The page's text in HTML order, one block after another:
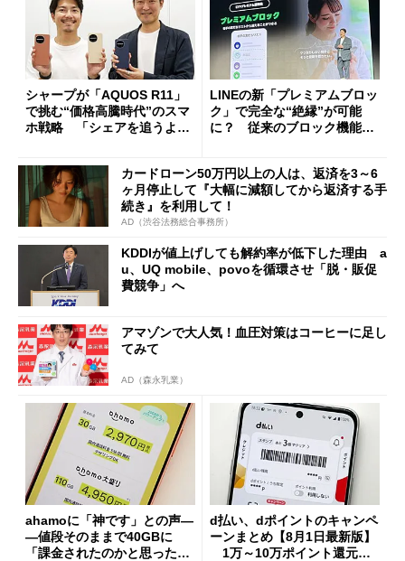
シャープが「AQUOS R11」
で挑む“価格高騰時代”のスマ
ホ戦略 「シェアを追うより
LINEの新「プレミアムブロッ
ク」で完全な“絶縁”が可能
に？ 従来のブロック機能と
カードローン50万円以上の人は、返済を3～6
ヶ月停止して『大幅に減額してから返済する手
続き』を利用して！
AD（渋谷法務総合事務所）
KDDIが値上げしても解約率が低下した理由 a
u、UQ mobile、povoを循環させ「脱・販促
費競争」へ
アマゾンで大人気！血圧対策はコーヒーに足し
てみて
AD（森永乳業）
ahamoに「神です」との声―
―値段そのままで40GBに
「課金されたのかと思った」
d払い、dポイントのキャンペ
ーンまとめ【8月1日最新版】
1万～10万ポイント還元の